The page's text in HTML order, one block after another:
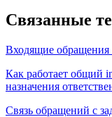
Связанные
Входящие обращения
Как работает общий
назначения
Связь обращений с